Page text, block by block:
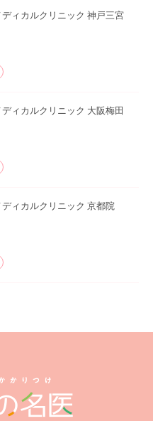
ィカルクリニック 神戸三宮
ィカルクリニック 大阪梅田
ィカルクリニック 京都院